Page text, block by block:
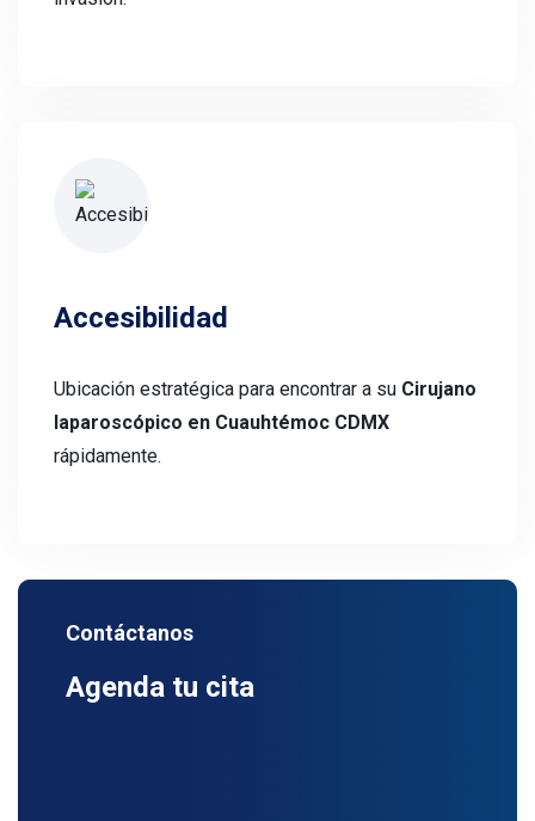
Accesibilidad
Ubicación estratégica para encontrar a su Cirujano
laparoscópico en Cuauhtémoc CDMX
rápidamente.
Contáctanos
Agenda tu cita